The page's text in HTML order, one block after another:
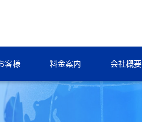
客様 料金案内 会社概要